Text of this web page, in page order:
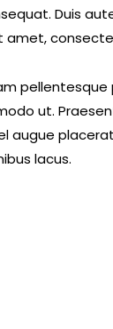
Duis
amet,
pellentesque
ut.
augue
lacus.